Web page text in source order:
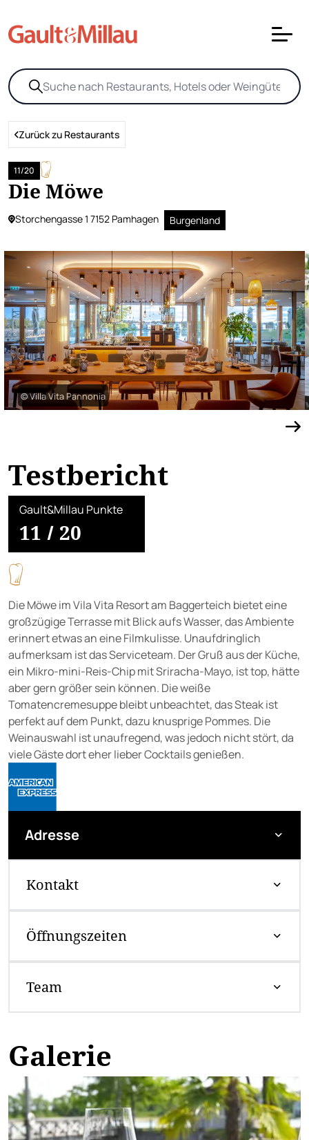
Zurück zu Restaurants
Die Möwe
11/20
Storchengasse 1 7152 Pamhagen Burgenland
© Villa Vita Pannonia
Testbericht
Gault&Millau Punkte
11 / 20
Die Möwe im Vila Vita Resort am Baggerteich bietet eine
großzügige Terrasse mit Blick aufs Wasser, das Ambiente
erinnert etwas an eine Filmkulisse. Unaufdringlich
aufmerksam ist das Serviceteam. Der Gruß aus der Küche,
ein Mikro-mini-Reis-Chip mit Sriracha-Mayo, ist top, hätte
aber gern größer sein können. Die weiße
Tomatencremesuppe bleibt unbeachtet, das Steak ist
perfekt auf dem Punkt, dazu knusprige Pommes. Die
Weinauswahl ist unaufregend, was jedoch nicht stört, da
viele Gäste dort eher lieber Cocktails genießen.
Adresse
Kontakt
Öffnungszeiten
Team
Galerie